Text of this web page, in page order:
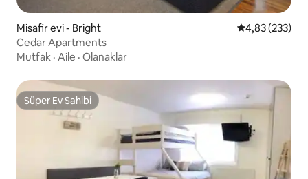
Misafir evi - Bright 5 üzerinden
4,83 (233)
Cedar Apartments
Mutfak · Aile · Olanaklar
Süper Ev Sahibi
Süper Ev Sahibi